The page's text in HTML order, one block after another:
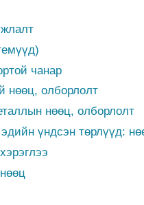
чанар
нөөц, олборлолт
нөөц, олборлолт
үндсэн төрлүүд: